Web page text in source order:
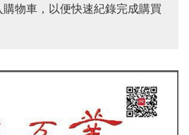
物車，以便快速紀錄完成購買